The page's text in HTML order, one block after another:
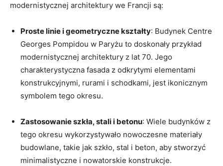
modernistycznej ‌architektury we Francji są:
Proste ‍linie⁤ i geometryczne kształty: Budynek Centre
Georges ​Pompidou w Paryżu to⁢ doskonały przykład
⁣modernistycznej architektury ‍z ⁤lat ⁣70. Jego
charakterystyczna fasada z odkrytymi elementami
konstrukcyjnymi,‍ rurami i‌ schodkami, jest ikonicznym
symbolem tego okresu.
Zastosowanie szkła, stali i betonu: Wiele budynków z
tego okresu wykorzystywało nowoczesne materiały
budowlane, takie​ jak szkło, stal i beton, ‍aby ⁤stworzyć
minimalistyczne i nowatorskie konstrukcje.